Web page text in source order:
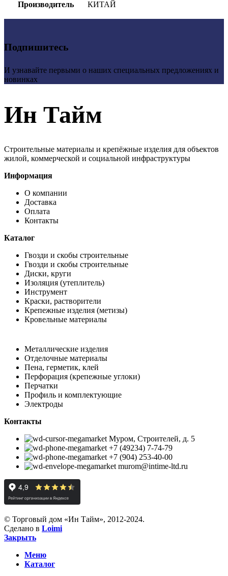
Производитель КИТАЙ
Подпишитесь
И узнавайте первыми о наших специальных предложениях и
новинках
Ин Тайм
Строительные материалы и крепёжные изделия для объектов
жилой, коммерческой и социальной инфраструктуры
Информация
О компании
Доставка
Оплата
Контакты
Каталог
Гвозди и скобы строительные
Гвозди и скобы строительные
Диски, круги
Изоляция (утеплитель)
Инструмент
Краски, растворители
Крепежные изделия (метизы)
Кровельные материалы
Металлические изделия
Отделочные материалы
Пена, герметик, клей
Перфорация (крепежные углоки)
Перчатки
Профиль и комплектующие
Электроды
Контакты
Муром, Строителей, д. 5
+7 (49234) 7-74-79
+7 (904) 253-40-00
murom@intime-ltd.ru
© Торговый дом «Ин Тайм», 2012-2024.
Сделано в Loimi
Закрыть
Меню
Каталог